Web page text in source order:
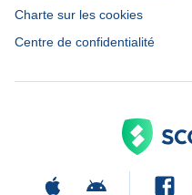
Charte sur les cookies
Centre de confidentialité